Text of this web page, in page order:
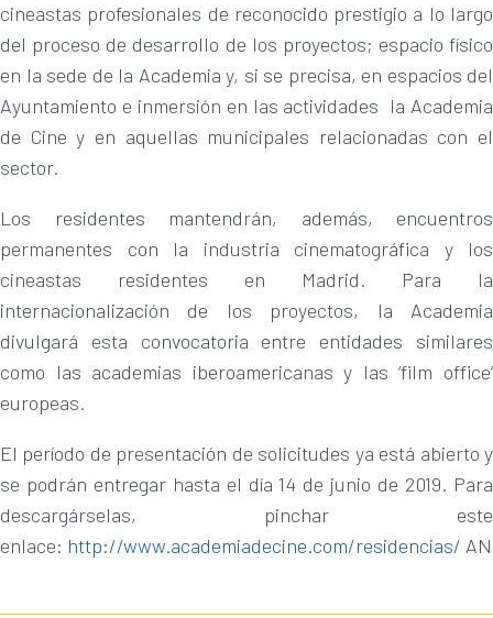
cineastas profesionales de reconocido prestigio a lo largo
del proceso de desarrollo de los proyectos; espacio físico
en la sede de la Academia y, si se precisa, en espacios del
Ayuntamiento e inmersión en las actividades la Academia
de Cine y en aquellas municipales relacionadas con el
sector.
Los residentes mantendrán, además, encuentros
permanentes con la industria cinematográfica y los
cineastas residentes en Madrid. Para la
internacionalización de los proyectos, la Academia
divulgará esta convocatoria entre entidades similares
como las academias iberoamericanas y las ‘film office’
europeas.
El período de presentación de solicitudes ya está abierto y
se podrán entregar hasta el día 14 de junio de 2019. Para
descargárselas, pinchar este
enlace: http://www.academiadecine.com/residencias/